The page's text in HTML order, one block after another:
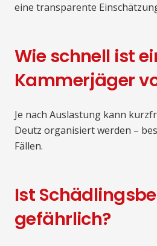
eine transparente
Wie schnell ist
Kammerjäger
Je nach Auslastung kann
Deutz organisiert werden –
Fällen.
Ist
gefährlich?